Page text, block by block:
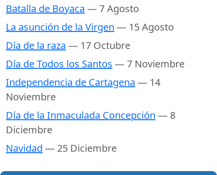
Batalla de Boyaca — 7 Agosto
La asunción de la Virgen — 15 Agosto
Día de la raza — 17 Octubre
Día de Todos los Santos — 7 Noviembre
Independencia de Cartagena — 14
Noviembre
Día de la Inmaculada Concepción — 8
Diciembre
Navidad — 25 Diciembre